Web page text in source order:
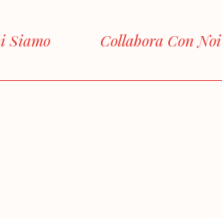
Siamo Collabora Con Noi